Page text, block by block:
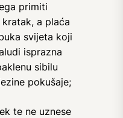
primiti
a plaća
svijeta koji
isprazna
sibilu
pokušaje;
te ne uznese